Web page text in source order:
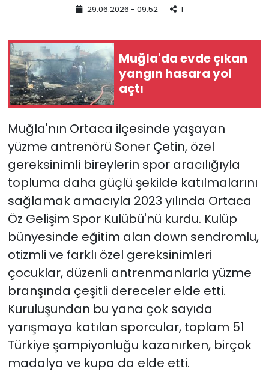
29.06.2026 - 09:52 1
Muğla'da evde çıkan
yangın hasara yol
açtı
Muğla'nın Ortaca ilçesinde yaşayan
yüzme antrenörü Soner Çetin, özel
gereksinimli bireylerin spor aracılığıyla
topluma daha güçlü şekilde katılmalarını
sağlamak amacıyla 2023 yılında Ortaca
Öz Gelişim Spor Kulübü'nü kurdu. Kulüp
bünyesinde eğitim alan down sendromlu,
otizmli ve farklı özel gereksinimleri
çocuklar, düzenli antrenmanlarla yüzme
branşında çeşitli dereceler elde etti.
Kuruluşundan bu yana çok sayıda
yarışmaya katılan sporcular, toplam 51
Türkiye şampiyonluğu kazanırken, birçok
madalya ve kupa da elde etti.
Yaşam
YEREL POLİTİKA
YEREL YÖNETİMLER
Yurt